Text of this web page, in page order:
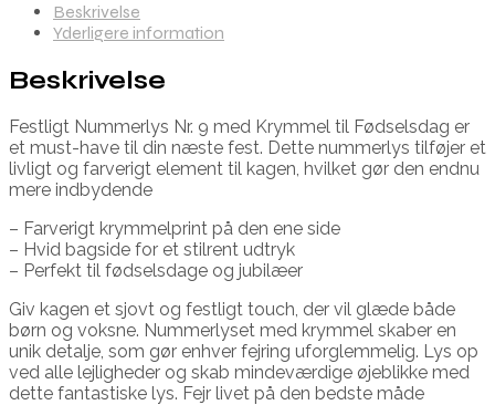
Beskrivelse
Yderligere information
Beskrivelse
Festligt Nummerlys Nr. 9 med Krymmel til Fødselsdag er
et must-have til din næste fest. Dette nummerlys tilføjer et
livligt og farverigt element til kagen, hvilket gør den endnu
mere indbydende
– Farverigt krymmelprint på den ene side
– Hvid bagside for et stilrent udtryk
– Perfekt til fødselsdage og jubilæer
Giv kagen et sjovt og festligt touch, der vil glæde både
børn og voksne. Nummerlyset med krymmel skaber en
unik detalje, som gør enhver fejring uforglemmelig. Lys op
ved alle lejligheder og skab mindeværdige øjeblikke med
dette fantastiske lys. Fejr livet på den bedste måde